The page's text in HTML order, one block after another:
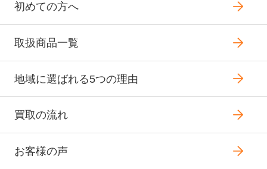
初めての方へ
取扱商品一覧
地域に選ばれる5つの理由
買取の流れ
お客様の声